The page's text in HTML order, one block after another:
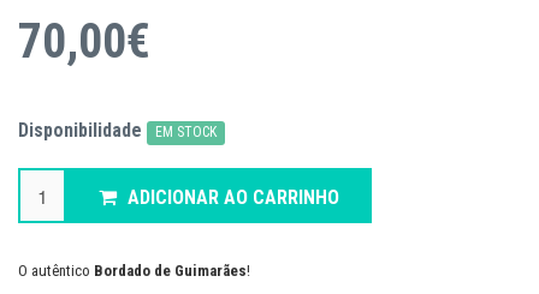
70,00€
Disponibilidade EM STOCK
ADICIONAR AO CARRINHO
O autêntico Bordado de Guimarães!